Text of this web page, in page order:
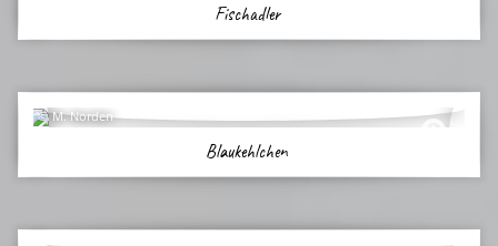
Fischadler
M. Norden
Blaukehlchen